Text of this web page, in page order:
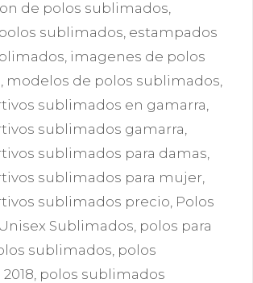
de polos sublimados,
sublimados, estampados
, imagenes de polos
, modelos de polos sublimados,
sublimados en gamarra,
sublimados gamarra,
sublimados para damas,
sublimados para mujer,
sublimados precio, Polos
Sublimados, polos para
sublimados, polos
, polos sublimados